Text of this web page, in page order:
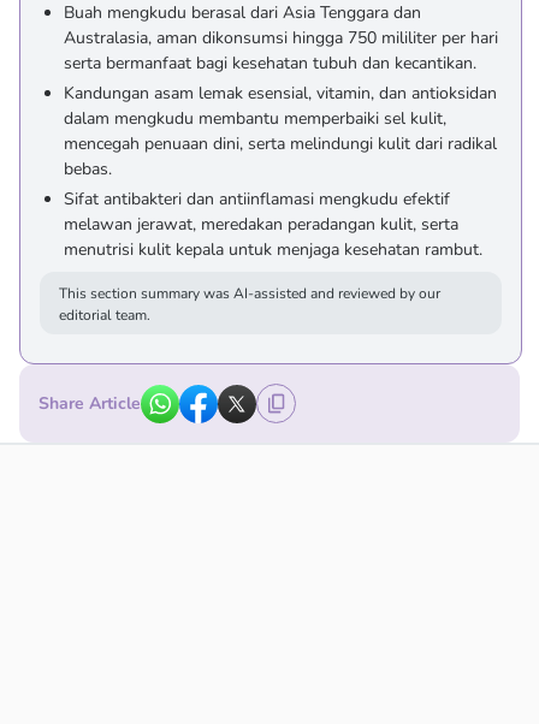
Buah mengkudu berasal dari Asia Tenggara dan
Australasia, aman dikonsumsi hingga 750 mililiter per hari
serta bermanfaat bagi kesehatan tubuh dan kecantikan.
Kandungan asam lemak esensial, vitamin, dan antioksidan
dalam mengkudu membantu memperbaiki sel kulit,
mencegah penuaan dini, serta melindungi kulit dari radikal
bebas.
Sifat antibakteri dan antiinflamasi mengkudu efektif
melawan jerawat, meredakan peradangan kulit, serta
menutrisi kulit kepala untuk menjaga kesehatan rambut.
This section summary was AI-assisted and reviewed by our
editorial team.
Share Article